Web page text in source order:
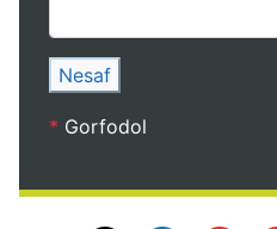
Nesaf
* Gorfodol